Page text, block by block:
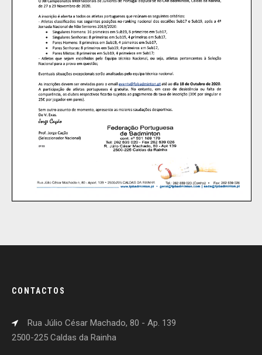
CONTACTOS
Rua Júlio César Machado, 80 - Ap. 139
2500-225 Caldas da Rainha